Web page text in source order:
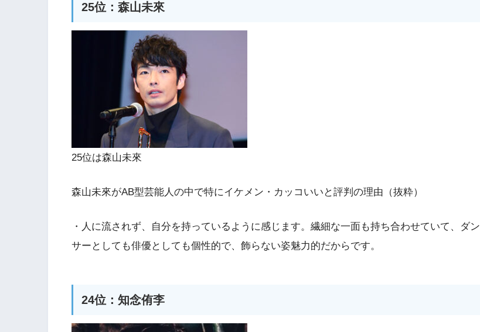
25位：森山未來
25位は森山未來
森山未來がAB型芸能人の中で特にイケメン・カッコいいと評判の理由（抜粋）
・人に流されず、自分を持っているように感じます。繊細な一面も持ち合わせていて、ダン
サーとしても俳優としても個性的で、飾らない姿魅力的だからです。
24位：知念侑李